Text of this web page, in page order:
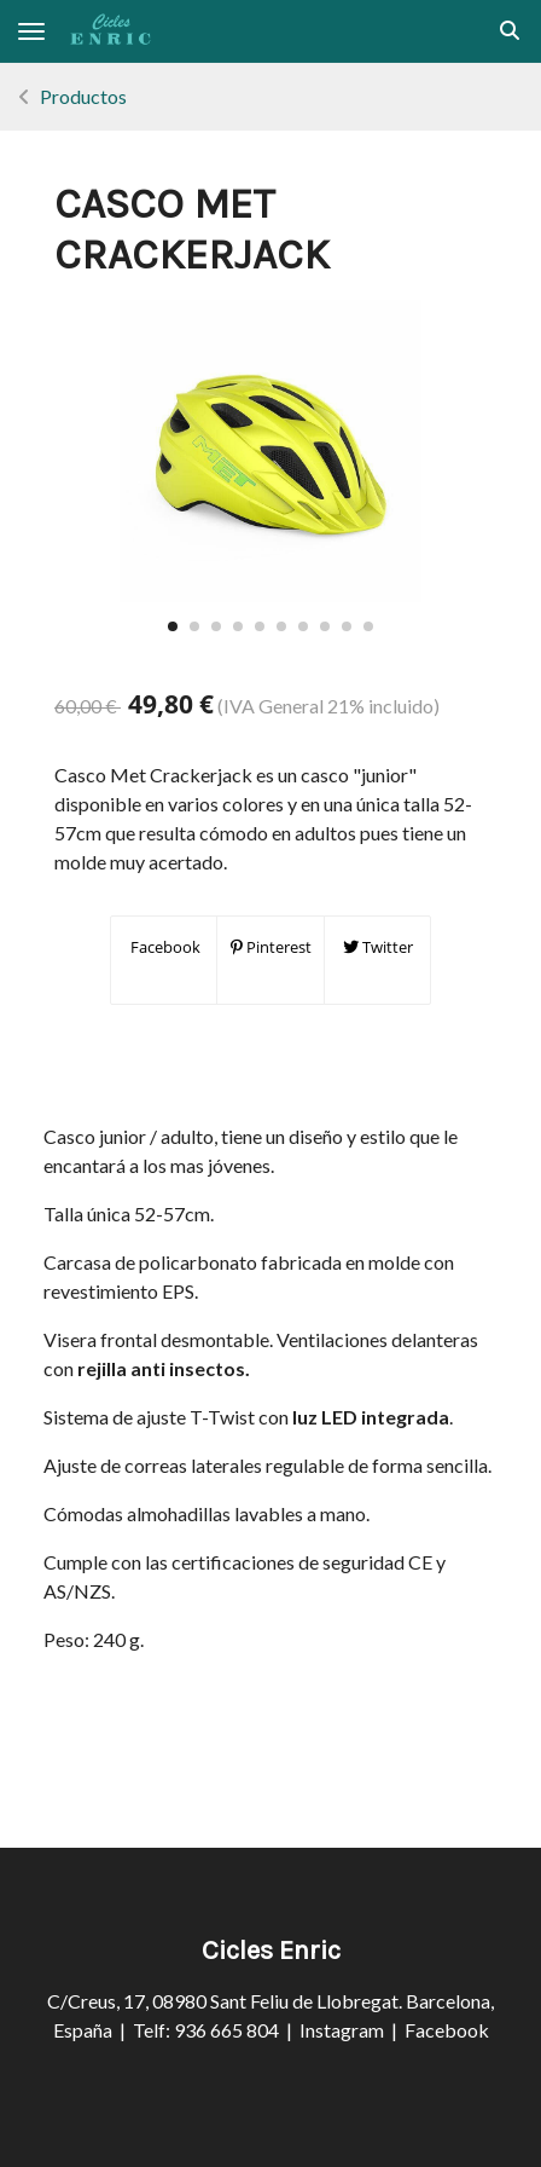
Toggle navigation
Productos
CASCO MET
CRACKERJACK
60,00 € 49,80 €(IVA General 21% incluido)
Casco Met Crackerjack es un casco "junior"
disponible en varios colores y en una única talla 52-
57cm que resulta cómodo en adultos pues tiene un
molde muy acertado.
Facebook Pinterest Twitter
Casco junior / adulto, tiene un diseño y estilo que le
encantará a los mas jóvenes.
Talla única 52-57cm.
Carcasa de policarbonato fabricada en molde con
revestimiento EPS.
Visera frontal desmontable. Ventilaciones delanteras
con rejilla anti insectos.
Sistema de ajuste T-Twist con luz LED integrada.
Ajuste de correas laterales regulable de forma sencilla.
Cómodas almohadillas lavables a mano.
Cumple con las certificaciones de seguridad CE y
AS/NZS.
Peso: 240 g.
Cicles Enric
C/Creus, 17, 08980 Sant Feliu de Llobregat. Barcelona,
España | Telf: 936 665 804 | Instagram | Facebook